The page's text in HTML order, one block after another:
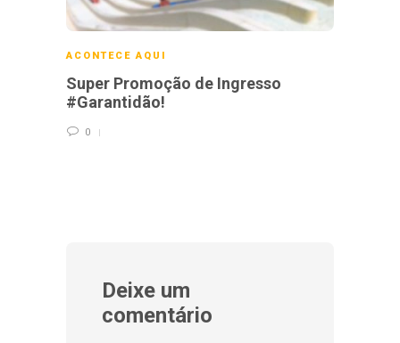
ACONTECE AQUI
Super Promoção de Ingresso
#Garantidão!
0
Deixe um
comentário